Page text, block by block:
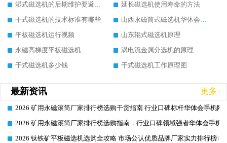
湿式磁选机的后期维护要避开哪些坑
延长磁选机使用寿命的方法
干式磁选机的技术标准有哪些
山西永磁筒式磁选机华体会手机网页版-华体会(中国)
平板磁选机运行视频
山东辊式磁选机原理
永磁高梯度平板磁选机
涡电流金属分选机的原理
干式磁选机多少钱
干式磁选机工作原理图
最新资讯 更多+
2026-06-26
2026 矿用永磁滚筒厂家排行榜选购干货指南 行业口碑标杆华体会手机网
2026-06-26
2026 矿用永磁滚筒厂家排行榜选购指南，行业口碑领域强者华体会手机
2026-06-26
2026 钛铁矿平板磁选机选购全攻略 市场公认优质品牌厂家实力排行榜